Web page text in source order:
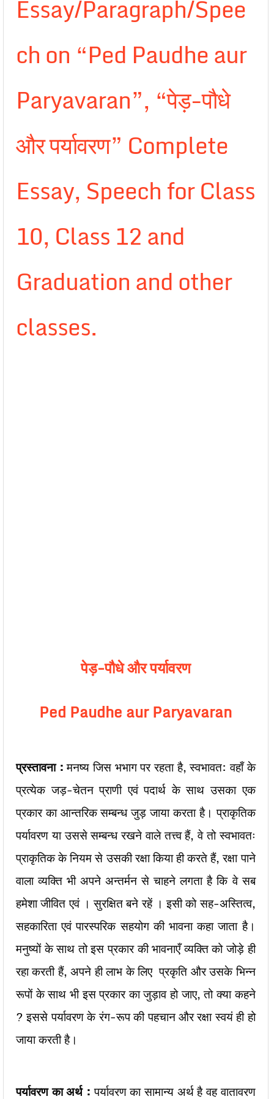
Essay/Paragraph/Spee
ch on “Ped Paudhe aur
Paryavaran”, “पेड़-पौधे
और पर्यावरण” Complete
Essay, Speech for Class
10, Class 12 and
Graduation and other
classes.
पेड़-पौधे और पर्यावरण
Ped Paudhe aur Paryavaran
प्रस्तावना :मनष्य जिस भभाग पर रहता है, स्वभावत: वहाँ के
प्रत्येक जड़-चेतन प्राणी एवं पदार्थ के साथ उसका एक
प्रकार का आन्तरिक सम्बन्ध जुड़ जाया करता है। प्राकृतिक
पर्यावरण या उससे सम्बन्ध रखने वाले तत्त्व हैं, वे तो स्वभावतः
प्राकृतिक के नियम से उसकी रक्षा किया ही करते हैं, रक्षा पाने
वाला व्यक्ति भी अपने अन्तर्मन से चाहने लगता है कि वे सब
हमेशा जीवित एवं । सुरक्षित बने रहें । इसी को सह-अस्तित्व,
सहकारिता एवं पारस्परिक सहयोग की भावना कहा जाता है।
मनुष्यों के साथ तो इस प्रकार की भावनाएँ व्यक्ति को जोड़े ही
रहा करती हैं, अपने ही लाभ के लिए प्रकृति और उसके भिन्न
रूपों के साथ भी इस प्रकार का जुड़ाव हो जाए, तो क्या कहने
? इससे पर्यावरण के रंग-रूप की पहचान और रक्षा स्वयं ही हो
जाया करती है।
पर्यावरण का अर्थ : पर्यावरण का सामान्य अर्थ है वह वातावरण